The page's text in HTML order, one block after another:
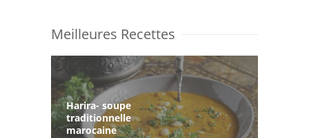
Meilleures Recettes
Harira- soupe
traditionnelle
marocaine